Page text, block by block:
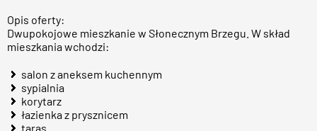
Opis oferty:
Dwupokojowe mieszkanie w Słonecznym Brzegu. W skład
mieszkania wchodzi:
salon z aneksem kuchennym
sypialnia
korytarz
łazienka z prysznicem
taras